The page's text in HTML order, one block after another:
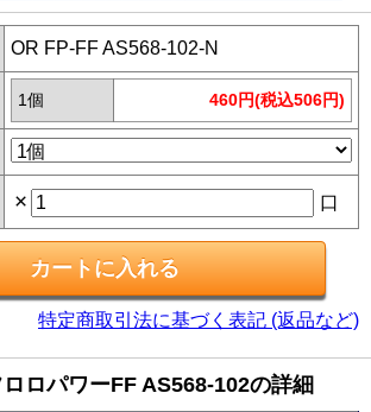
OR FP-FF AS568-102-N
1個 460円(税込506円)
× 口
特定商取引法に基づく表記 (返品など)
ロパワーFF AS568-102の詳細